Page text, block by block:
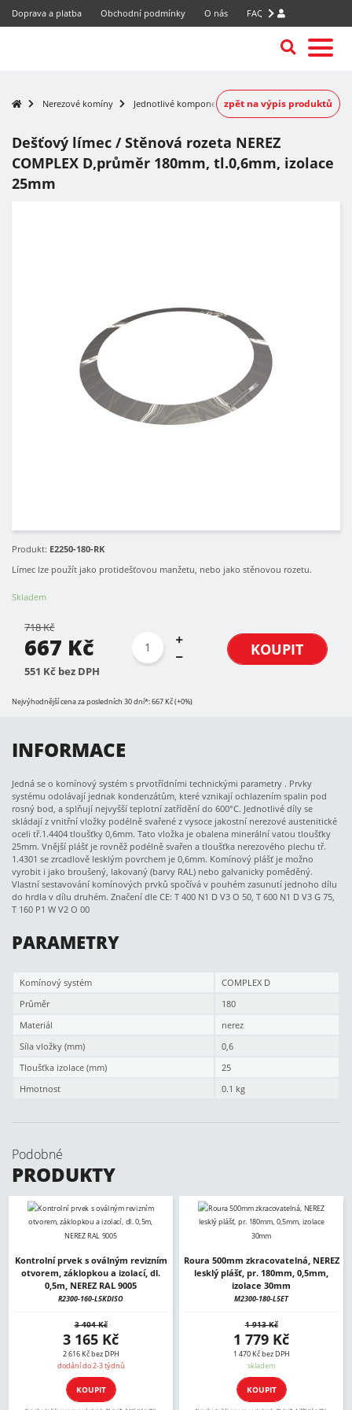
Doprava a platba Obchodní podmínky O nás FAQ
Nerezové komíny Jednotlivé komponentyzpět na výpis produktů
Dešťový límec / Stěnová rozeta NEREZ
COMPLEX D,průměr 180mm, tl.0,6mm, izolace
25mm
Produkt: E2250-180-RK
Límec lze použít jako protidešťovou manžetu, nebo jako stěnovou rozetu.
Skladem
718 Kč
667 Kč
551 Kč bez DPH
KOUPIT
Nejvýhodnější cena za posledních 30 dní*: 667 Kč (+0%)
INFORMACE
Jedná se o komínový systém s prvotřídními technickými parametry . Prvky
systému odolávají jednak kondenzátům, které vznikají ochlazením spalin pod
rosný bod, a splňují nejvyšší teplotní zatřídění do 600°C. Jednotlivé díly se
skládají z vnitřní vložky podélně svařené z vysoce jakostní nerezové austenitické
oceli tř.1.4404 tloušťky 0,6mm. Tato vložka je obalena minerální vatou tloušťky
25mm. Vnější plášť je rovněž podélně svařen a tloušťka nerezového plechu tř.
1.4301 se zrcadlově lesklým povrchem je 0,6mm. Komínový plášť je možno
vyrobit i jako broušený, lakovaný (barvy RAL) nebo galvanicky poměděný.
Vlastní sestavování komínových prvků spočívá v pouhém zasunutí jednoho dílu
do hrdla v dílu druhém. Značení dle CE: T 400 N1 D V3 O 50, T 600 N1 D V3 G 75,
T 160 P1 W V2 O 00
PARAMETRY
Komínový systém
COMPLEX D
Průměr
180
Materiál
nerez
Síla vložky (mm)
0,6
Tloušťka izolace (mm)
25
Hmotnost
0.1 kg
Podobné
PRODUKTY
Kontrolní prvek s oválným revizním
otvorem, záklopkou a izolací, dl.
0,5m, NEREZ RAL 9005
R2300-160-L5KDISO
3 404 Kč
3 165 Kč
2 616 Kč bez DPH
dodání do 2-3 týdnů
KOUPIT
Roura 500mm zkracovatelná, NEREZ
lesklý plášť, pr. 180mm, 0,5mm,
izolace 30mm
M2300-180-L5ET
1 913 Kč
1 779 Kč
1 470 Kč bez DPH
skladem
KOUPIT